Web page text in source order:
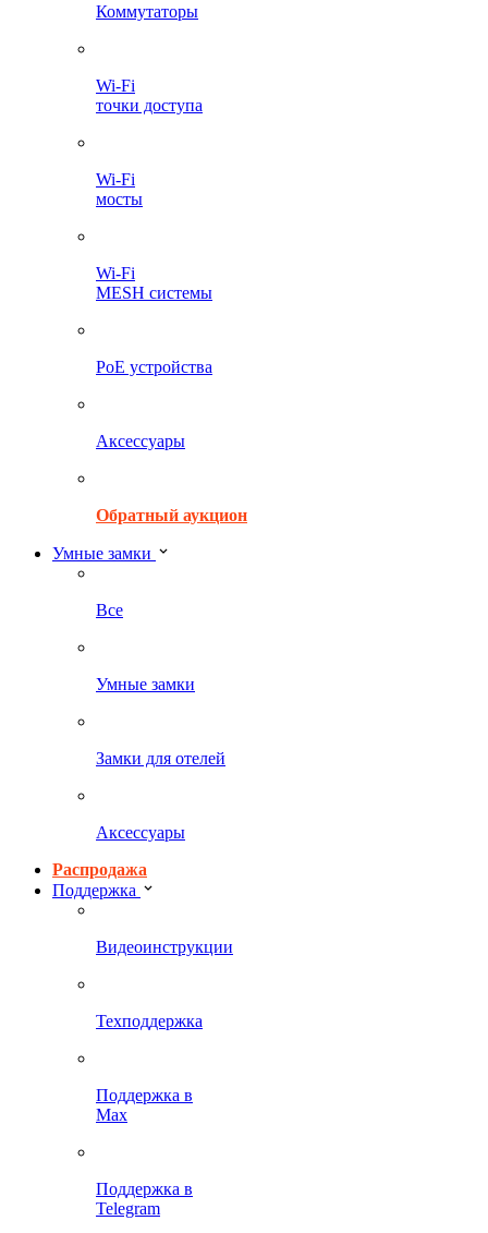
Коммутаторы
Wi-Fi
точки доступа
Wi-Fi
мосты
Wi-Fi
MESH системы
PoE устройства
Аксессуары
Обратный аукцион
Умные замки
Все
Умные замки
Замки для отелей
Аксессуары
Распродажа
Поддержка
Видеоинструкции
Техподдержка
Поддержка в
Max
Поддержка в
Telegram